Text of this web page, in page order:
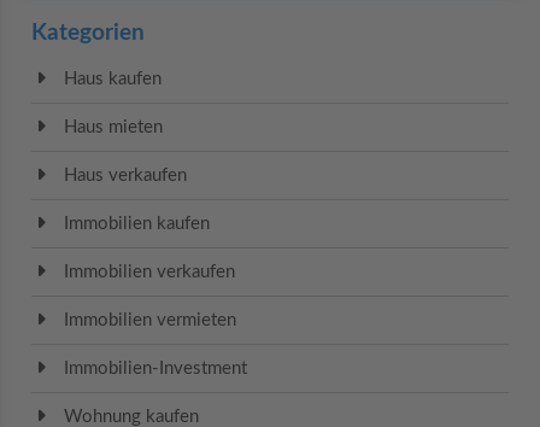
Kategorien
Haus kaufen
Haus mieten
Haus verkaufen
Immobilien kaufen
Immobilien verkaufen
Immobilien vermieten
Immobilien-Investment
Wohnung kaufen